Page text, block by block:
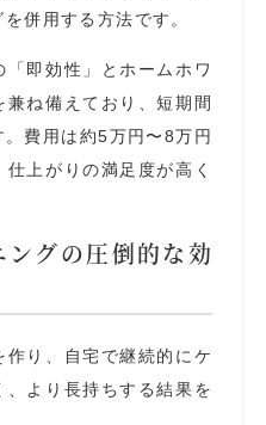
併用する方法です。
即効性」とホームホワ
ね備えており、短期間
費用は約5万円〜8万円
上がりの満足度が高く
ングの圧倒的な効
り、自宅で継続的にケ
より長持ちする結果を